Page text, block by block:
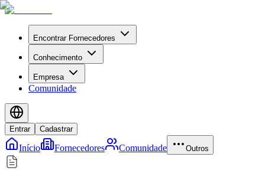
Encontrar Fornecedores
Conhecimento
Empresa
Comunidade
Entrar Cadastrar
Início Fornecedores Comunidade Outros